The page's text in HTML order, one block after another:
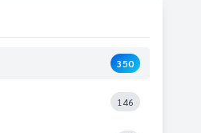
350
146